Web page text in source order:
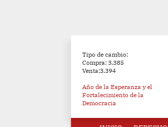
Tipo de cambio:
Compra: 3.385
Venta:3.394
Año de la Esperanza y el
Fortalecimiento de la
Democracia